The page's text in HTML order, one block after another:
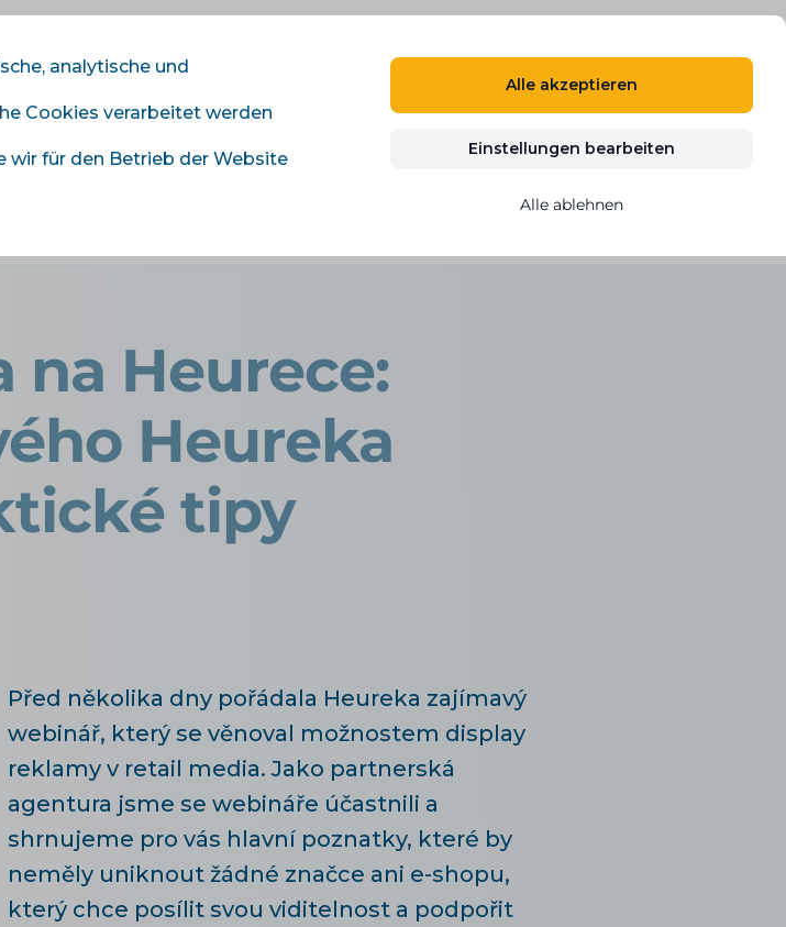
KOSTENLOS TESTEN
na Heurece:
Heureka
tipy
Před několika dny pořádala Heureka zajímavý
webinář, který se věnoval možnostem display
reklamy v retail media. Jako partnerská
agentura jsme se webináře účastnili a
shrnujeme pro vás hlavní poznatky, které by
neměly uniknout žádné značce ani e-shopu,
který chce posílit svou viditelnost a podpořit
analytische und
Cookies verarbeitet werden
wir für den Betrieb der Website
Alle akzeptieren
Einstellungen bearbeiten
Alle ablehnen